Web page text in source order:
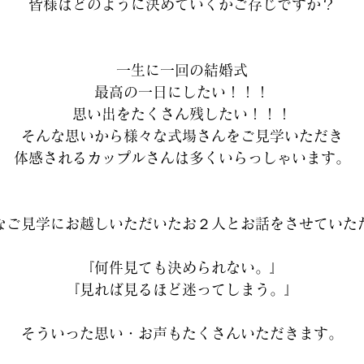
皆様はどのように決めていくかご存じですか？
一生に一回の結婚式
最高の一日にしたい！！！
思い出をたくさん残したい！！！
そんな思いから様々な式場さんをご見学いただき
体感されるカップルさんは多くいらっしゃいます。
ご見学にお越しいただいたお２人とお話をさせていた
『何件見ても決められない。』
『見れば見るほど迷ってしまう。』
そういった思い・お声もたくさんいただきます。